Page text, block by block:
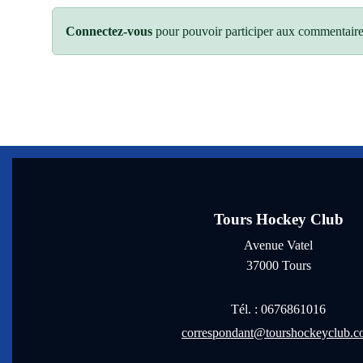
Connectez-vous pour pouvoir participer aux
Tours Hockey Club
Avenue Vatel
37000 Tours
Tél. : 0676861016